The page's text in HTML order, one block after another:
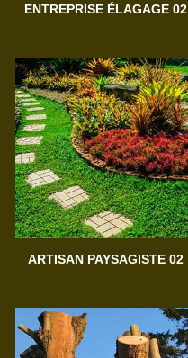
ENTREPRISE ÉLAGAGE 02
ARTISAN PAYSAGISTE 02